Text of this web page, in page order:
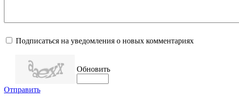
Подписаться на уведомления о новых комментариях
Обновить
Отправить